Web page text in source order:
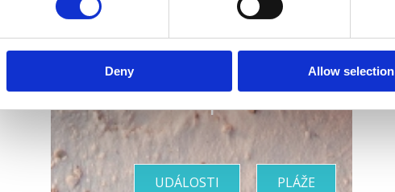
Deny Allow selection
nejkrásnějšími
plážemi
PLÁŽE
UDÁLOSTI